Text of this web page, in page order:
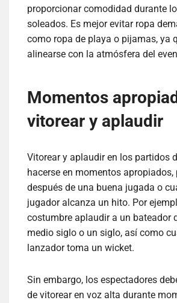
proporcionar comodidad durante
soleados. Es mejor evitar ropa
como ropa de playa o pijamas, ya
alinearse con la atmósfera del
Momentos
vitorear y aplaudir
Vitorear y aplaudir en los partidos
hacerse en momentos
después de una buena jugada o
jugador alcanza un hito. Por
costumbre aplaudir a un bateador
medio siglo o un siglo, así como
lanzador toma un wicket.
Sin embargo, los espectadores
de vitorear en voz alta durante